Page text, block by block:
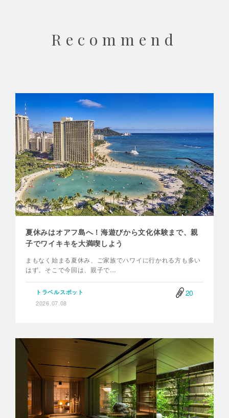
Recommend
夏休みはオアフ島へ！海遊びから文化体験まで、親
子でワイキキを大満喫しよう
まもなく始まる夏休み、ご家族でハワイに行かれる方も多い
はず。そこで今回は、親子で…
トラベルスポット
2026.07.08
20